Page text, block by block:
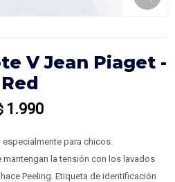
V Jean Piaget -
Red
1.990
para chicos.
mantengan la tensión con los lavados
Peeling. Etiqueta de identificación